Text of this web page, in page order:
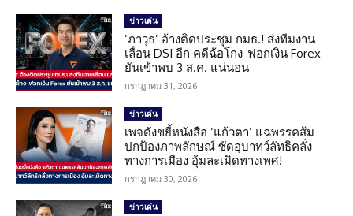
ข่าวเด่น
‘ภาวุธ’ อ้างติดประชุม กมธ.! ส่งทีมงาน
เลื่อน DSI อีก คดีฉ้อโกง-ฟอกเงิน Forex
ยันเข้าพบ 3 ส.ค. แน่นอน
กรกฎาคม 31, 2026
ข่าวเด่น
เพจดังขยี้หนังสือ ‘แก้วตา’ แฉพรรคส้ม
ปกป้องภาพลักษณ์ ซัดอุบาทว์ลัทธิคลั่ง
ทางการเมือง อุ้มละเมิดทางเพศ!
กรกฎาคม 30, 2026
ข่าวเด่น